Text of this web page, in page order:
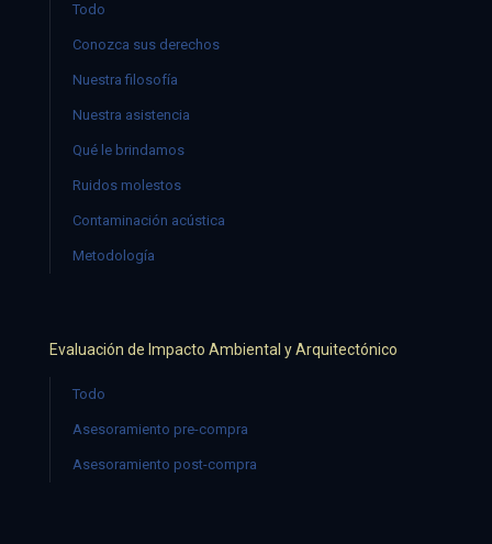
Todo
Conozca sus derechos
Nuestra filosofía
Nuestra asistencia
Qué le brindamos
Ruidos molestos
Contaminación acústica
Metodología
Evaluación de Impacto Ambiental y Arquitectónico
Todo
Asesoramiento pre-compra
Asesoramiento post-compra